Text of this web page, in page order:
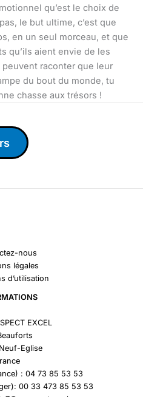
qu’est le choix de
le but ultime, c’est que
en un seul morceau, et que
qu’ils aient envie de les
raconter que leur
du bout du monde, tu
chasse aux trésors !
nous
légales
d’utilisation
EXCEL
Eglise
: 04 73 85 53 53
00 33 473 85 53 53